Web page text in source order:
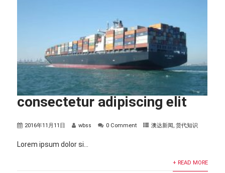
consectetur adipiscing elit
2016年11月11日 wbss 0 Comment 澳达新闻 ,货代知识
Lorem ipsum dolor si...
+ READ MORE